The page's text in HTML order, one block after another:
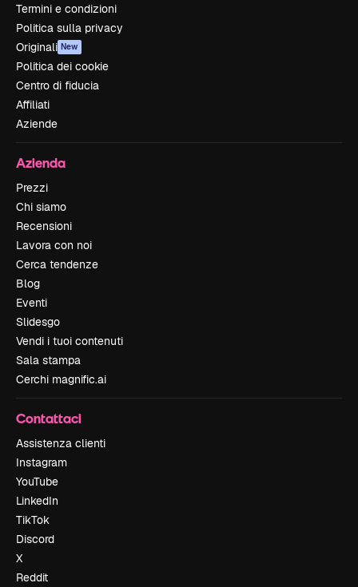
Termini e condizioni
Politica sulla privacy
Originali New
Politica dei cookie
Centro di fiducia
Affiliati
Aziende
Azienda
Prezzi
Chi siamo
Recensioni
Lavora con noi
Cerca tendenze
Blog
Eventi
Slidesgo
Vendi i tuoi contenuti
Sala stampa
Cerchi magnific.ai
Contattaci
Assistenza clienti
Instagram
YouTube
LinkedIn
TikTok
Discord
X
Reddit